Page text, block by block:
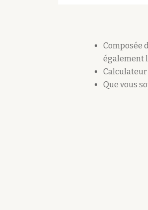
Composée
également
Calculateur
Que vous